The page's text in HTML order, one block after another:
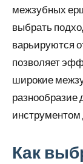
межзубных
выбрать
варьируются
позволяет
широкие
разнообразие
инструментом
Как